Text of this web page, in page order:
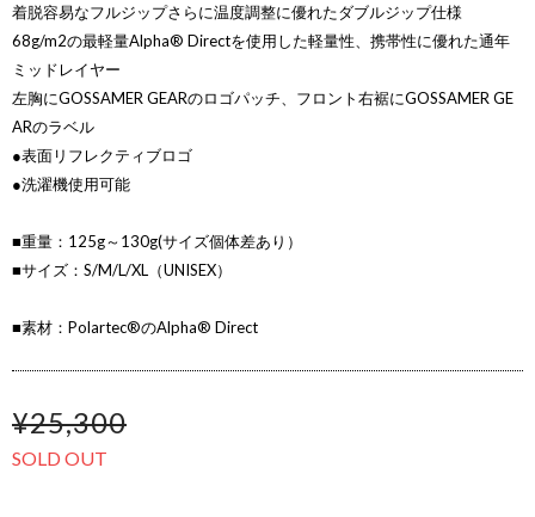
着脱容易なフルジップさらに温度調整に優れたダブルジップ仕様
68g/m2の最軽量Alpha® Directを使用した軽量性、携帯性に優れた通年
ミッドレイヤー
左胸にGOSSAMER GEARのロゴパッチ、フロント右裾にGOSSAMER GE
ARのラベル
●表面リフレクティブロゴ
●洗濯機使用可能
■重量：125g～130g(サイズ個体差あり）
■サイズ：S/M/L/XL（UNISEX）
■素材：Polartec®のAlpha® Direct
¥25,300
SOLD OUT